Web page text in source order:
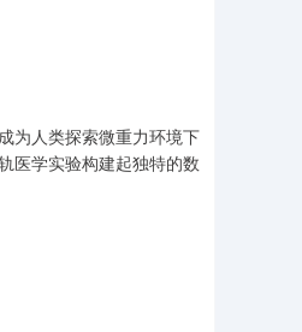
为人类探索微重力环境下
医学实验构建起独特的数